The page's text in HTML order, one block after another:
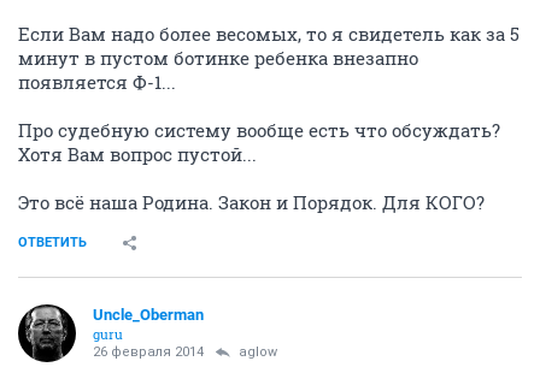
Если Вам надо более весомых, то я свидетель как за 5
минут в пустом ботинке ребенка внезапно
появляется Ф-1...
Про судебную систему вообще есть что обсуждать?
Хотя Вам вопрос пустой...
Это всё наша Родина. Закон и Порядок. Для КОГО?
ОТВЕТИТЬ
Uncle_Oberman
guru
26 февраля 2014 aglow